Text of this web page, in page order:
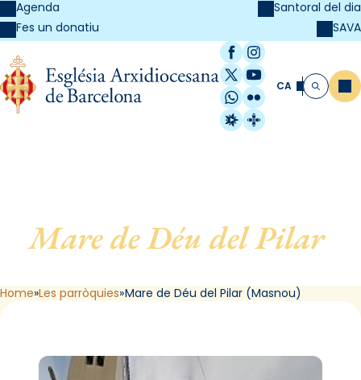
Agenda
Fes un donatiu
Santoral del dia
SAVA
Facebook
Instagram
X / Twitter
YouTube
WhatsApp
Flickr
Radio Estel
Catalunya
CA Cerca
Mare de Déu del Pilar,
Home Les parròquies Mare de Déu del Pilar (Masnou)